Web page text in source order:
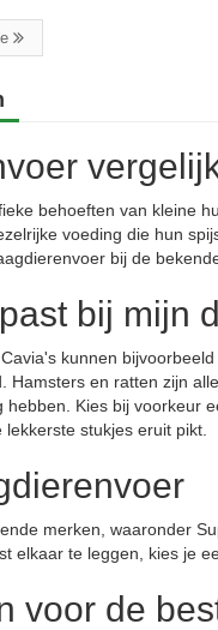
behoeften van kleine
voeding die hun
bij de
bij mijn
kunnen
en ratten zijn
Kies bij voorkeur
stukjes eruit pikt.
merken, waaronder
elkaar te leggen, kies je
voor de